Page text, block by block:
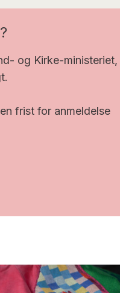
og Kirke-ministeriet,
frist for anmeldelse